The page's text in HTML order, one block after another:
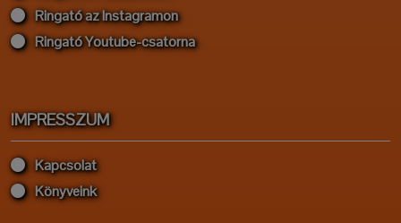
Ringató az Instagramon
Ringató Youtube-csatorna
IMPRESSZUM
Kapcsolat
Könyveink